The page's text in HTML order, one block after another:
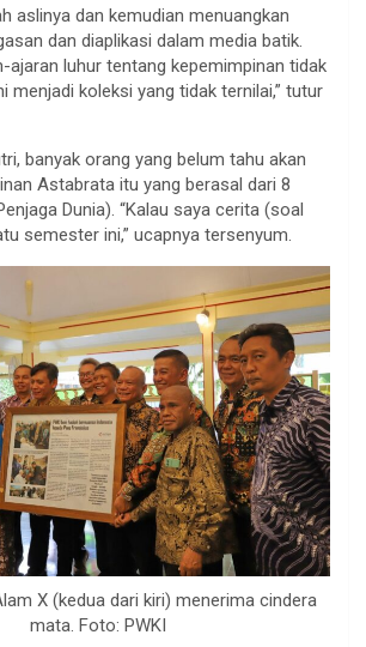
aslinya dan kemudian menuangkan
dan diaplikasi dalam media batik.
ajaran luhur tentang kepemimpinan tidak
menjadi koleksi yang tidak ternilai,” tutur
banyak orang yang belum tahu akan
Astabrata itu yang berasal dari 8
Dunia). “Kalau saya cerita (soal
semester ini,” ucapnya tersenyum.
X (kedua dari kiri) menerima cindera
mata. Foto: PWKI